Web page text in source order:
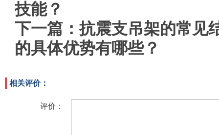
技能？
下一篇：抗震支吊架的常见
的具体优势有哪些？
相关评价：
评价：